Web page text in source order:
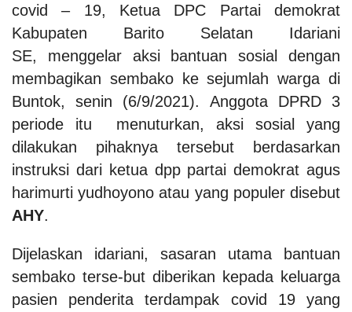
covid – 19, Ketua DPC Partai demokrat
Kabupaten Barito Selatan Idariani
SE, menggelar aksi bantuan sosial dengan
membagikan sembako ke sejumlah warga di
Buntok, senin (6/9/2021). Anggota DPRD 3
periode itu menuturkan, aksi sosial yang
dilakukan pihaknya tersebut berdasarkan
instruksi dari ketua dpp partai demokrat agus
harimurti yudhoyono atau yang populer disebut
AHY.
Dijelaskan idariani, sasaran utama bantuan
sembako terse-but diberikan kepada keluarga
pasien penderita terdampak covid 19 yang